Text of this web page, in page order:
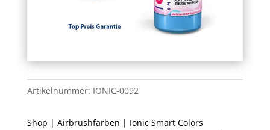
Artikelnummer: IONIC-0092
Shop | Airbrushfarben | Ionic Smart Colors